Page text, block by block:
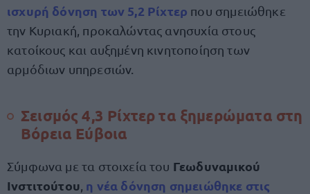
ισχυρή δόνηση των 5,2 Ρίχτερ που σημειώθηκε
την Κυριακή, προκαλώντας ανησυχία στους
κατοίκους και αυξημένη κινητοποίηση των
αρμόδιων υπηρεσιών.
Σεισμός 4,3 Ρίχτερ τα ξημερώματα στη
Βόρεια Εύβοια
Σύμφωνα με τα στοιχεία του Γεωδυναμικού
Ινστιτούτου η νέα δόνηση σημειώθηκε στις